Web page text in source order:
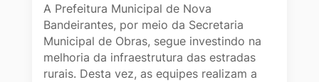
A Prefeitura Municipal de Nova
Bandeirantes, por meio da Secretaria
Municipal de Obras, segue investindo na
melhoria da infraestrutura das estradas
rurais. Desta vez, as equipes realizam a